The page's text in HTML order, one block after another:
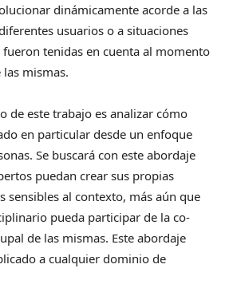
dinámicamente acorde a las
usuarios o a situaciones
fueron tenidas en cuenta al momento
mismas.
de este trabajo es analizar cómo
en particular desde un enfoque
Se buscará con este abordaje
puedan crear sus propias
sensibles al contexto, más aún que
pueda participar de la co-
de las mismas. Este abordaje
a cualquier dominio de